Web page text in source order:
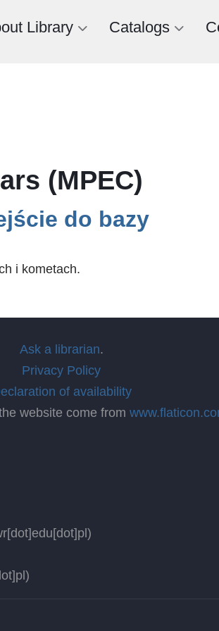
Library Catalogs
(MPEC)
do bazy
i kometach.
Ask a librarian.
Privacy Policy
of availability
website come from